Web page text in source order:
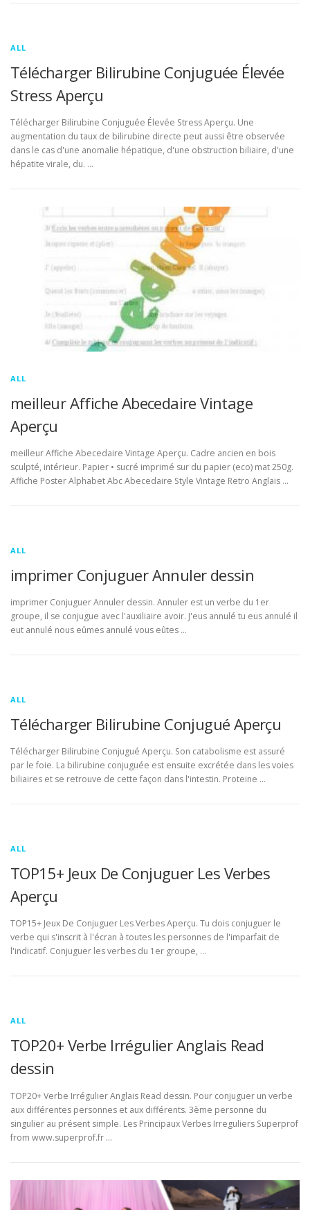
ALL
Télécharger Bilirubine Conjuguée Élevée
Stress Aperçu
Télécharger Bilirubine Conjuguée Élevée Stress Aperçu. Une
augmentation du taux de bilirubine directe peut aussi être observée
dans le cas d'une anomalie hépatique, d'une obstruction biliaire, d'une
hépatite virale, du. …
ALL
meilleur Affiche Abecedaire Vintage
Aperçu
meilleur Affiche Abecedaire Vintage Aperçu. Cadre ancien en bois
sculpté, intérieur. Papier • sucré imprimé sur du papier (eco) mat 250g.
Affiche Poster Alphabet Abc Abecedaire Style Vintage Retro Anglais …
ALL
imprimer Conjuguer Annuler dessin
imprimer Conjuguer Annuler dessin. Annuler est un verbe du 1er
groupe, il se conjugue avec l'auxiliaire avoir. J'eus annulé tu eus annulé il
eut annulé nous eûmes annulé vous eûtes …
ALL
Télécharger Bilirubine Conjugué Aperçu
Télécharger Bilirubine Conjugué Aperçu. Son catabolisme est assuré
par le foie. La bilirubine conjuguée est ensuite excrétée dans les voies
biliaires et se retrouve de cette façon dans l'intestin. Proteine …
ALL
TOP15+ Jeux De Conjuguer Les Verbes
Aperçu
TOP15+ Jeux De Conjuguer Les Verbes Aperçu. Tu dois conjuguer le
verbe qui s'inscrit à l'écran à toutes les personnes de l'imparfait de
l'indicatif. Conjuguer les verbes du 1er groupe, …
ALL
TOP20+ Verbe Irrégulier Anglais Read
dessin
TOP20+ Verbe Irrégulier Anglais Read dessin. Pour conjuguer un verbe
aux différentes personnes et aux différents. 3ème personne du
singulier au présent simple. Les Principaux Verbes Irreguliers Superprof
from www.superprof.fr …